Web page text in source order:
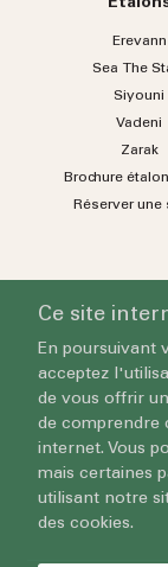
Erevann
Sea The
Siyouni
Vadeni
Zarak
Brochure
Réserver une
Ce site
En poursuivant
acceptez
de vous offrir
de comprendre
internet. Vous
mais certaines
utilisant notre
des cookies.